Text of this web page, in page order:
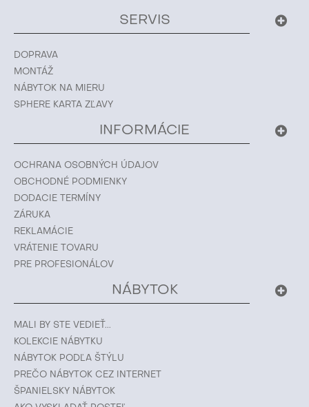
SERVIS
DOPRAVA
MONTÁŽ
NÁBYTOK NA MIERU
SPHERE KARTA ZĽAVY
INFORMÁCIE
OCHRANA OSOBNÝCH ÚDAJOV
OBCHODNÉ PODMIENKY
DODACIE TERMÍNY
ZÁRUKA
REKLAMÁCIE
VRÁTENIE TOVARU
PRE PROFESIONÁLOV
NÁBYTOK
MALI BY STE VEDIEŤ...
KOLEKCIE NÁBYTKU
NÁBYTOK PODĽA ŠTÝLU
PREČO NÁBYTOK CEZ INTERNET
ŠPANIELSKY NÁBYTOK